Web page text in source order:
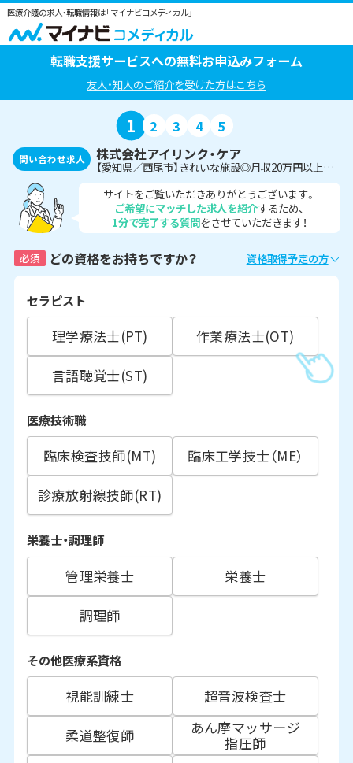
医療介護の求人・転職情報は「マイナビコメディカル」
転職支援サービスへの無料お申込みフォーム
友人・知人のご紹介を受けた方はこちら
1 2 3 4 5
問い合わせ求人 株式会社アイリンク・ケア
【愛知県／西尾市】きれいな施設◎月収20万円以上も目指せます♪サ高住での栄養士・管理栄養士
サイトをご覧いただきありがとうございます。
ご希望にマッチした求人を紹介するため、
1分で完了する質問をさせていただきます！
必須 どの資格をお持ちですか？ 資格取得予定の方
セラピスト
理学療法士(PT)
作業療法士(OT)
言語聴覚士(ST)
医療技術職
臨床検査技師(MT)
臨床工学技士（ME）
診療放射線技師(RT)
栄養士・調理師
管理栄養士
栄養士
調理師
その他医療系資格
視能訓練士
超音波検査士
柔道整復師
あん摩マッサージ
指圧師